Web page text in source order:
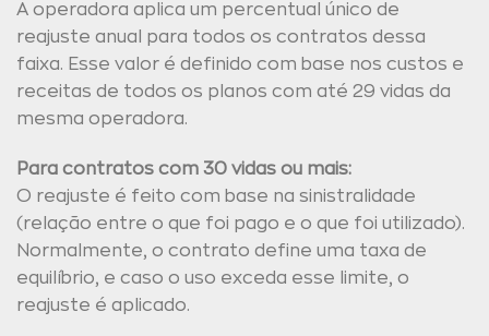
A operadora aplica um percentual único de
reajuste anual para todos os contratos dessa
faixa. Esse valor é definido com base nos custos e
receitas de todos os planos com até 29 vidas da
mesma operadora.
Para contratos com 30 vidas ou mais:
O reajuste é feito com base na sinistralidade
(relação entre o que foi pago e o que foi utilizado).
Normalmente, o contrato define uma taxa de
equilíbrio, e caso o uso exceda esse limite, o
reajuste é aplicado.